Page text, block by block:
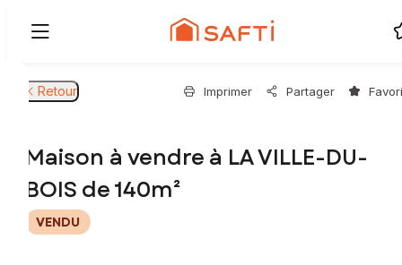
Retour Imprimer Partager
Maison à vendre à LA VILLE-DU-
BOIS de 140m²
VENDU